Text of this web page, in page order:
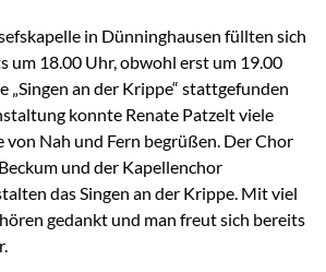
in Dünninghausen füllten sich
um 18.00 Uhr, obwohl erst um 19.00
„Singen an der Krippe“ stattgefunden
konnte Renate Patzelt viele
von Nah und Fern begrüßen. Der Chor
Beckum und der Kapellenchor
das Singen an der Krippe. Mit viel
gedankt und man freut sich bereits